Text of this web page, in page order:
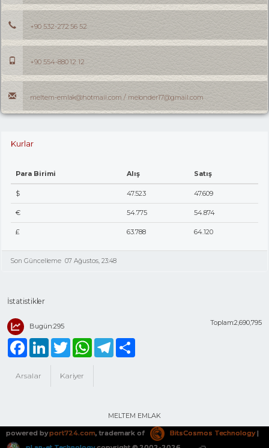
+90 532-272 56 52
+90 554-880 12 12
meltem-emlak@hotmail.com / melonder17@gmail.com
Kurlar
Para Birimi Alış Satış
$ 47.523 47.609
€ 54.775 54.874
£ 63.788 64.120
Son Güncelleme 07 Ağustos, 23:48
İstatistikler
Bugün:295 Toplam:2,690,795
Arsalar Kariyer
FacebookLinkedInTwitter WhatsAppTelegram
MELTEM EMLAK
powered byport724.com, trademark of BitsCosmos Technology|